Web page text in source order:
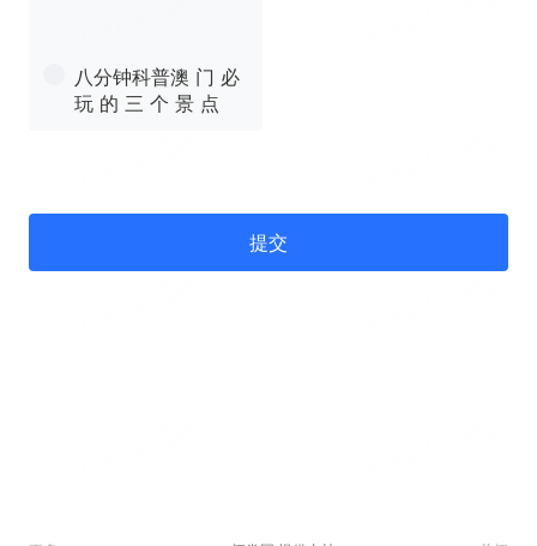
八分钟科普澳 门 必
玩 的 三 个 景 点
提交